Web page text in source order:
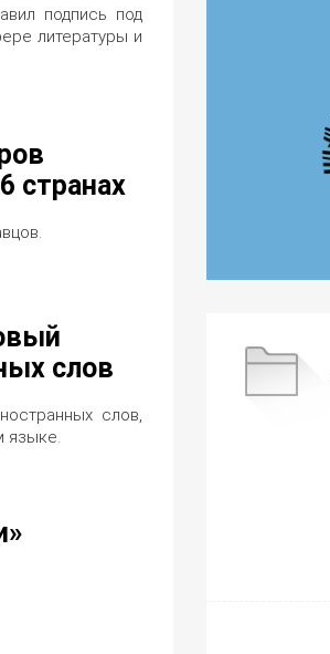
подпись под
литературы и
странах
слов
слов,
языке.